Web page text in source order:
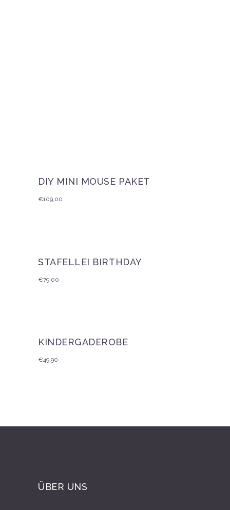
DIY MINI MOUSE PAKET
€109,00
STAFELLEI BIRTHDAY
€79,00
KINDERGADEROBE
€49,90
ÜBER UNS